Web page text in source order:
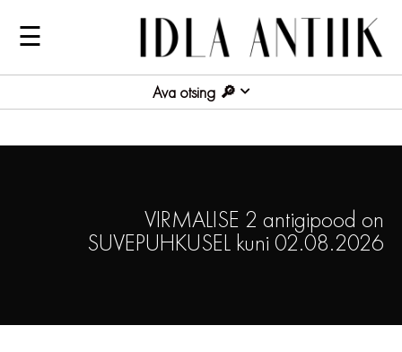
☰
Ava otsing
VIRMALISE 2 antigipood on
SUVEPUHKUSEL kuni 02.08.2026